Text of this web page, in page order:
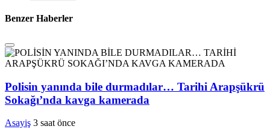
Benzer Haberler
Polisin yanında bile durmadılar… Tarihi Arapşükrü
Sokağı’nda kavga kamerada
Asayiş 3 saat önce